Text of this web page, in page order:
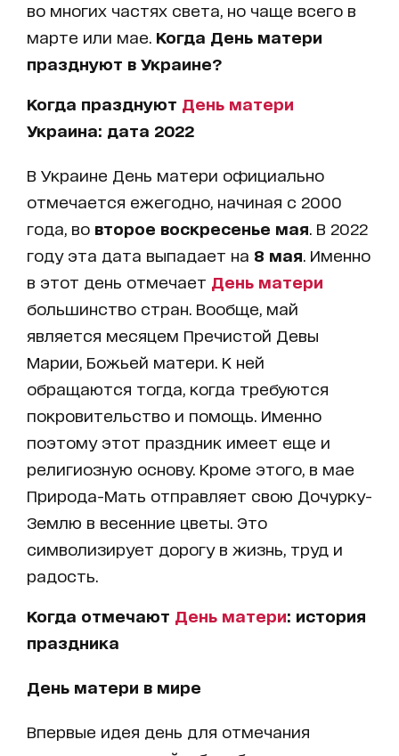
во многих частях света, но чаще всего в
марте или мае. Когда День матери
празднуют в Украине?
Когда празднуют День матери
Украина: дата 2022
В Украине День матери официально
отмечается ежегодно, начиная с 2000
года, во второе воскресенье мая . В 2022
году эта дата выпадает на 8 мая . Именно
в этот день отмечает День матери
большинство стран. Вообще, май
является месяцем Пречистой Девы
Марии, Божьей матери. К ней
обращаются тогда, когда требуются
покровительство и помощь. Именно
поэтому этот праздник имеет еще и
религиозную основу. Кроме этого, в мае
Природа-Мать отправляет свою Дочурку-
Землю в весенние цветы. Это
символизирует дорогу в жизнь, труд и
радость.
Когда отмечают День матери: история
праздника
День матери в мире
Впервые идея день для отмечания